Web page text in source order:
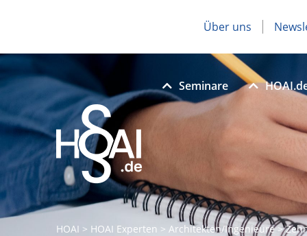
Über uns
Seminare
HOAI > HOAI Experten > Architekten/Ingenieure>